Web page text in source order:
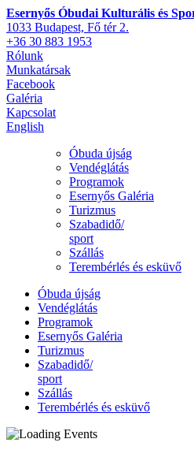
Esernyős Óbudai Kulturális és
1033 Budapest, Fő tér 2.
+36 30 883 1953
Rólunk
Munkatársak
Facebook
Galéria
Kapcsolat
English
Óbuda újság
Vendéglátás
Programok
Esernyős Galéria
Turizmus
Szabadidő/
sport
Szállás
Terembérlés és esküvő
Óbuda újság
Vendéglátás
Programok
Esernyős Galéria
Turizmus
Szabadidő/
sport
Szállás
Terembérlés és esküvő